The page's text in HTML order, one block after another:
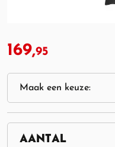
169,95